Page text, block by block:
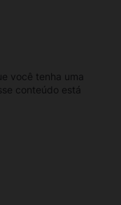
você tenha uma
conteúdo está